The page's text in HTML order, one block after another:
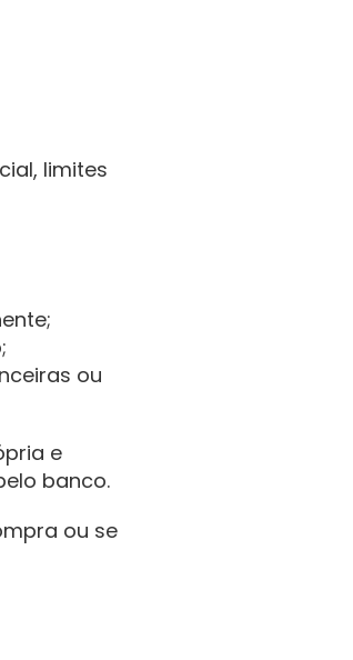
limites
ou
e
banco.
ou se